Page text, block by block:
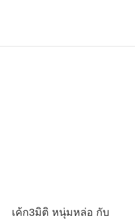
เค้ก3มิติ หนุ่มหล่อ กับ